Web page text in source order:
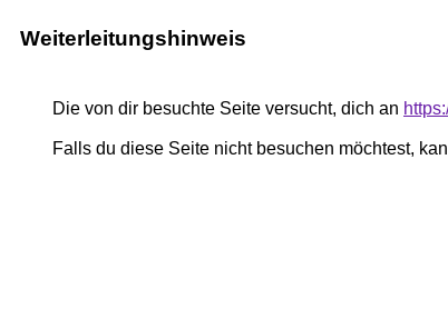
Weiterleitungshinweis
Die von dir besuchte Seite versucht, dich an
Falls du diese Seite nicht besuchen möchtest,